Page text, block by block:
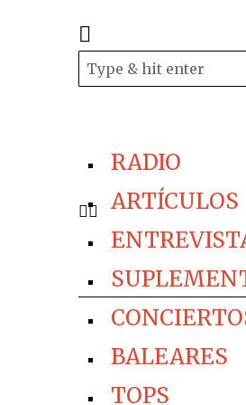
RADIO
ARTÍCULOS
BALEARES
TOPS